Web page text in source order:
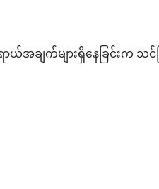
တရာယ်အချက်များရှိနေခြ